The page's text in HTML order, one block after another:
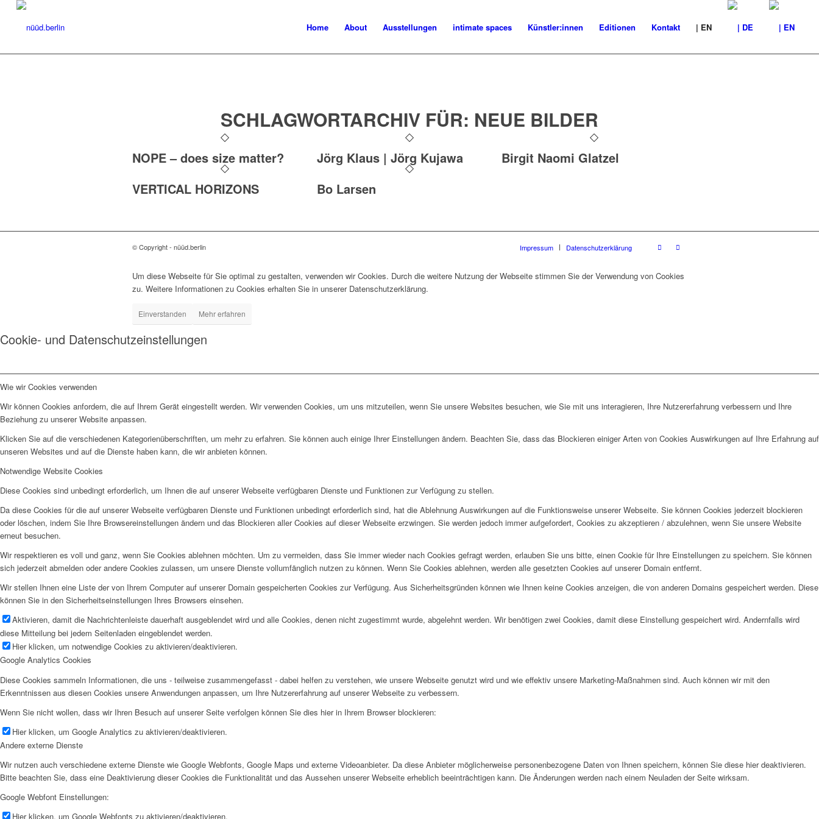
Home About Ausstellungen intimate spaces Künstler:innen Editionen Kontakt | EN
SCHLAGWORTARCHIV FÜR: NEUE BILDER
NOPE – does size matter? Jörg Klaus | Jörg Kujawa
Birgit Naomi Glatzel
VERTICAL HORIZONS
Bo Larsen
© Copyright - nüüd.berlin Impressum Datenschutzerklärung
Um diese Webseite für Sie optimal zu gestalten, verwenden wir Cookies. Durch die weitere Nutzung der Webseite stimmen Sie der Verwendung von Cookies
zu. Weitere Informationen zu Cookies erhalten Sie in unserer Datenschutzerklärung.
Einverstanden Mehr erfahren
Cookie- und Datenschutzeinstellungen
Wie wir Cookies verwenden
Wir können Cookies anfordern, die auf Ihrem Gerät eingestellt werden. Wir verwenden Cookies, um uns mitzuteilen, wenn Sie unsere Websites besuchen, wie Sie mit uns interagieren, Ihre Nutzererfahrung verbessern und Ihre
Beziehung zu unserer Website anpassen.
Klicken Sie auf die verschiedenen Kategorienüberschriften, um mehr zu erfahren. Sie können auch einige Ihrer Einstellungen ändern. Beachten Sie, dass das Blockieren einiger Arten von Cookies Auswirkungen auf Ihre Erfahrung auf
unseren Websites und auf die Dienste haben kann, die wir anbieten können.
Notwendige Website Cookies
Diese Cookies sind unbedingt erforderlich, um Ihnen die auf unserer Webseite verfügbaren Dienste und Funktionen zur Verfügung zu stellen.
Da diese Cookies für die auf unserer Webseite verfügbaren Dienste und Funktionen unbedingt erforderlich sind, hat die Ablehnung Auswirkungen auf die Funktionsweise unserer Webseite. Sie können Cookies jederzeit blockieren
oder löschen, indem Sie Ihre Browsereinstellungen ändern und das Blockieren aller Cookies auf dieser Webseite erzwingen. Sie werden jedoch immer aufgefordert, Cookies zu akzeptieren / abzulehnen, wenn Sie unsere Website
erneut besuchen.
Wir respektieren es voll und ganz, wenn Sie Cookies ablehnen möchten. Um zu vermeiden, dass Sie immer wieder nach Cookies gefragt werden, erlauben Sie uns bitte, einen Cookie für Ihre Einstellungen zu speichern. Sie können
sich jederzeit abmelden oder andere Cookies zulassen, um unsere Dienste vollumfänglich nutzen zu können. Wenn Sie Cookies ablehnen, werden alle gesetzten Cookies auf unserer Domain entfernt.
Wir stellen Ihnen eine Liste der von Ihrem Computer auf unserer Domain gespeicherten Cookies zur Verfügung. Aus Sicherheitsgründen können wie Ihnen keine Cookies anzeigen, die von anderen Domains gespeichert werden. Diese
können Sie in den Sicherheitseinstellungen Ihres Browsers einsehen.
Aktivieren, damit die Nachrichtenleiste dauerhaft ausgeblendet wird und alle Cookies, denen nicht zugestimmt wurde, abgelehnt werden. Wir benötigen zwei Cookies, damit diese Einstellung gespeichert wird. Andernfalls wird
diese Mitteilung bei jedem Seitenladen eingeblendet werden.
Hier klicken, um notwendige Cookies zu aktivieren/deaktivieren.
Google Analytics Cookies
Diese Cookies sammeln Informationen, die uns - teilweise zusammengefasst - dabei helfen zu verstehen, wie unsere Webseite genutzt wird und wie effektiv unsere Marketing-Maßnahmen sind. Auch können wir mit den
Erkenntnissen aus diesen Cookies unsere Anwendungen anpassen, um Ihre Nutzererfahrung auf unserer Webseite zu verbessern.
Wenn Sie nicht wollen, dass wir Ihren Besuch auf unserer Seite verfolgen können Sie dies hier in Ihrem Browser blockieren:
Hier klicken, um Google Analytics zu aktivieren/deaktivieren.
Andere externe Dienste
Wir nutzen auch verschiedene externe Dienste wie Google Webfonts, Google Maps und externe Videoanbieter. Da diese Anbieter möglicherweise personenbezogene Daten von Ihnen speichern, können Sie diese hier deaktivieren.
Bitte beachten Sie, dass eine Deaktivierung dieser Cookies die Funktionalität und das Aussehen unserer Webseite erheblich beeinträchtigen kann. Die Änderungen werden nach einem Neuladen der Seite wirksam.
Google Webfont Einstellungen:
Hier klicken, um Google Webfonts zu aktivieren/deaktivieren.